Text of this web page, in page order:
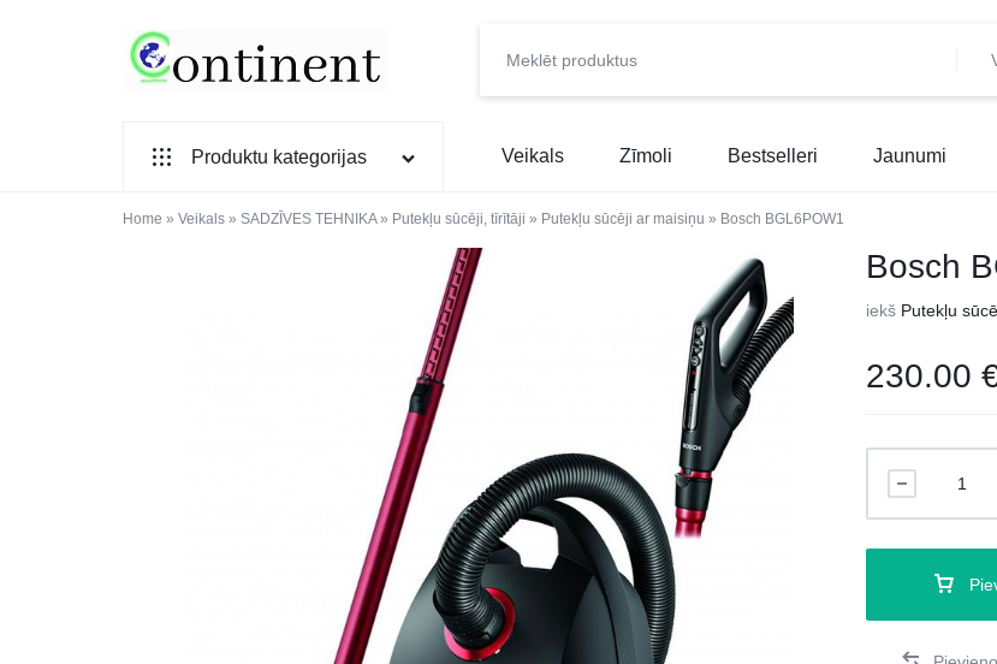
PREČU
INTERNETVEIKALS
Produktu kategorijas
SADZĪVES TEHNIKA
SKAISTUMAM UN VESELĪBAI
Veikals Zīmoli Bestselleri Jaunumi
Home » Veikals » SADZĪVES TEHNIKA» Putekļu sūcēji, tīrītāji » Putekļu sūcēji ar maisiņu » Bosch BGL6POW1
Bosch
iekš Putekļu
230.00